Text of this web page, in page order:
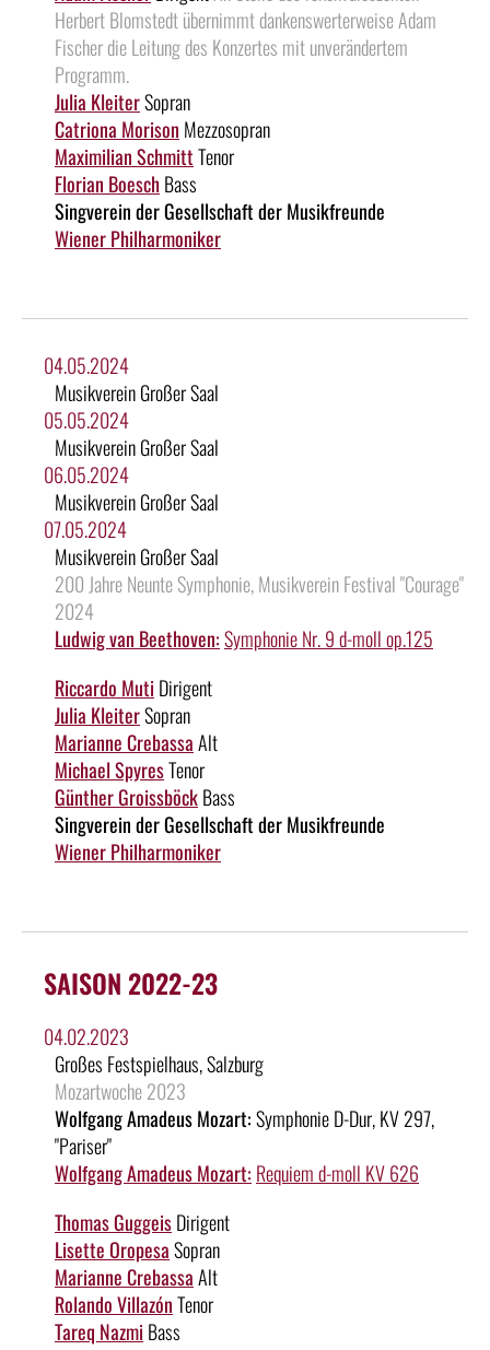
Herbert Blomstedt übernimmt dankenswerterweise Adam
Fischer die Leitung des Konzertes mit unverändertem
Programm.
Julia KleiterSopran
Catriona Morison Mezzosopran
Maximilian SchmittTenor
Florian BoeschBass
Singverein der Gesellschaft der Musikfreunde
Wiener Philharmoniker
04.05.2024
Musikverein Großer Saal
05.05.2024
Musikverein Großer Saal
06.05.2024
Musikverein Großer Saal
07.05.2024
Musikverein Großer Saal
200 Jahre Neunte Symphonie, Musikverein Festival "Courage"
2024
Ludwig van Beethoven:Symphonie Nr. 9 d-moll op.125
Riccardo Muti Dirigent
Julia KleiterSopran
Marianne CrebassaAlt
Michael SpyresTenor
Günther GroissböckBass
Singverein der Gesellschaft der Musikfreunde
Wiener Philharmoniker
SAISON 2022-23
04.02.2023
Großes Festspielhaus, Salzburg
Mozartwoche 2023
Wolfgang Amadeus Mozart:Symphonie D-Dur, KV 297,
"Pariser"
Wolfgang Amadeus Mozart: Requiem d-moll KV 626
Thomas GuggeisDirigent
Lisette OropesaSopran
Marianne CrebassaAlt
Rolando VillazónTenor
Tareq Nazmi Bass